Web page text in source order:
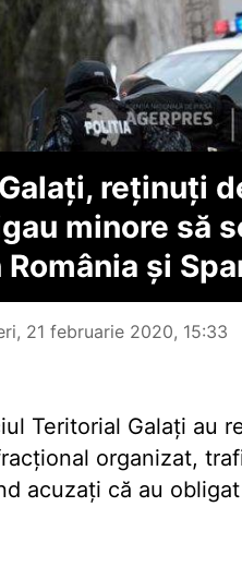
reţinuţi
minore să
şi
21 februarie 2020, 15:33
Teritorial Galaţi au
organizat,
acuzaţi că au